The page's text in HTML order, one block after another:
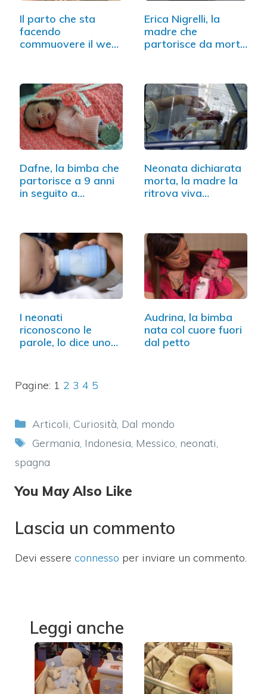
Il parto che sta
facendo
commuovere il web
Erica Nigrelli, la
madre che
partorisce da morta
Dafne, la bimba che
partorisce a 9 anni
in seguito a…
Neonata dichiarata
morta, la madre la
ritrova viva…
I neonati
riconoscono le
parole, lo dice uno
Audrina, la bimba
nata col cuore fuori
dal petto
Pagine: 1 2 3 4 5
Categorie
Articoli, Curiosità, Dal mondo
Tag
Germania, Indonesia, Messico, neonati,
spagna
You May Also Like
Lascia un commento
Devi essere connesso per inviare un commento.
Leggi anche